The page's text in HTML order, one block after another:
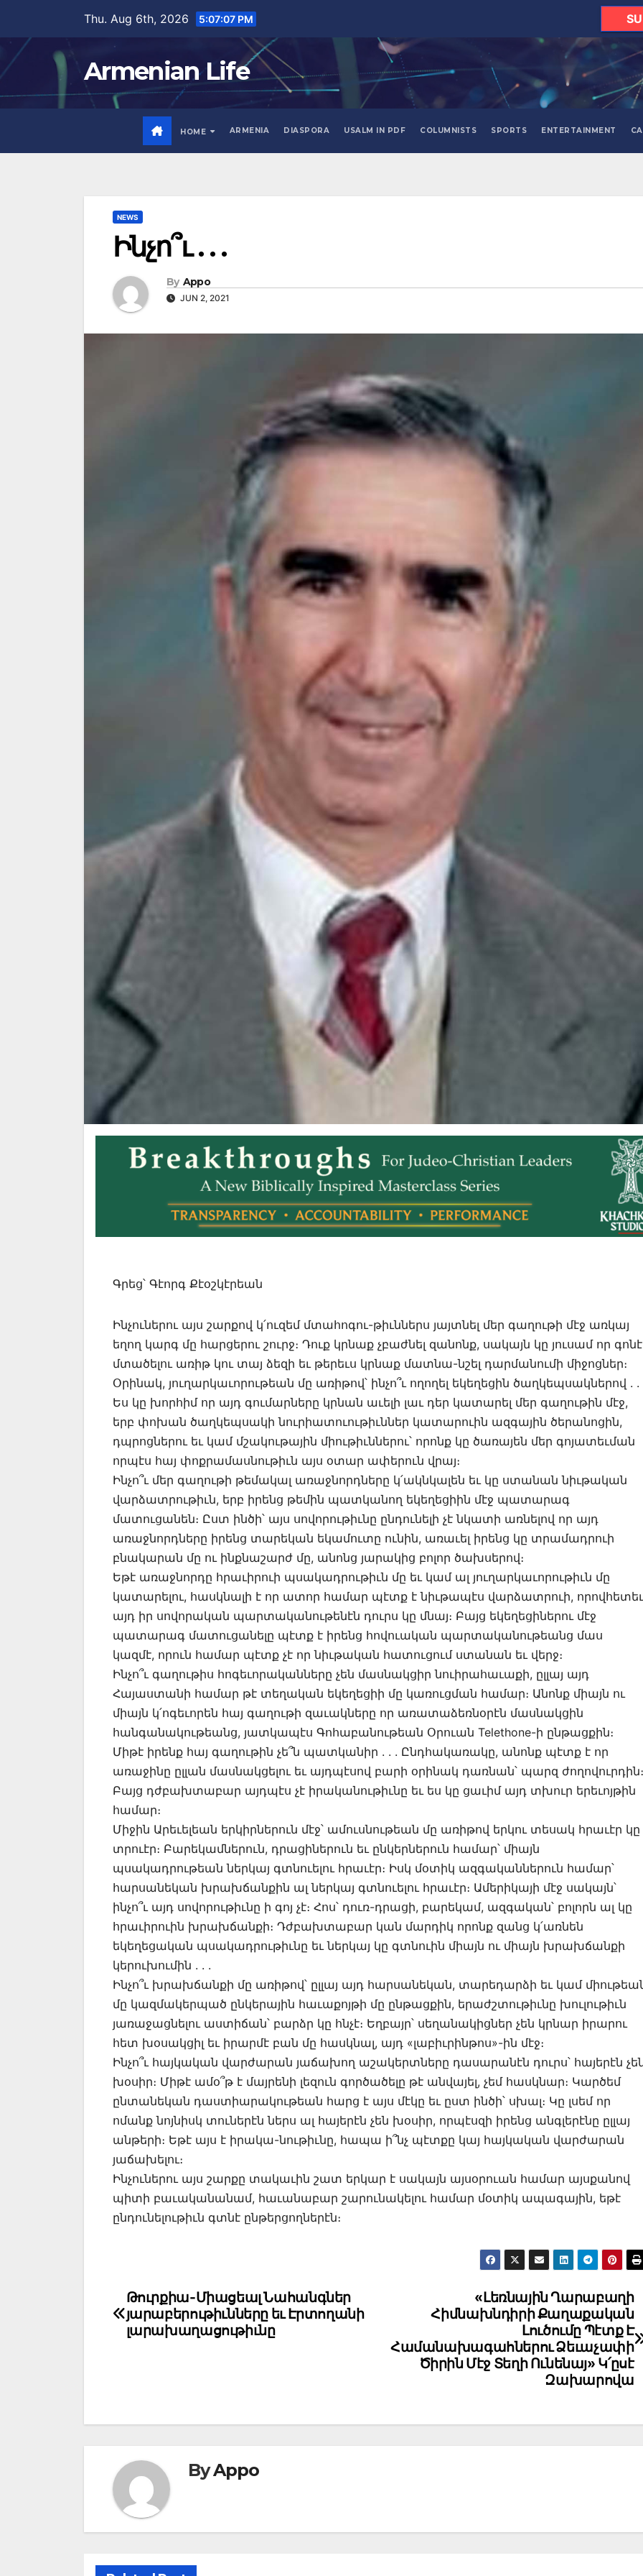
content
Thu. Aug 6th, 2026 5:07:09 PM
Armenian Life
HOME ARMENIA DIASPORA USALM IN PDF COLUMNISTS SPORTS ENTERTAINMENT
NEWS
Ինչո՞ւ . . .
By Appo
JUN 2, 2021
Գրեց՝ Գէորգ Քէօշկէրեան
Ինչուներու այս շարքով կ՛ուզեմ մտահոգու-թիւններս յայտնել մեր գաղութի մէջ առկայ
եղող կարգ մը հարցերու շուրջ։ Դուք կրնաք չբաժնել զանոնք, սակայն կը յուսամ որ գոնէ
մտածելու առիթ կու տայ ձեզի եւ թերեւս կրնաք մատնա-նշել դարմանումի միջոցներ։
Օրինակ, յուղարկաւորութեան մը առիթով՝ ինչո՞ւ ողողել եկեղեցին ծաղկեպսակներով . .
Ես կը խորհիմ որ այդ գումարները կրնան աւելի լաւ դեր կատարել մեր գաղութին մէջ,
երբ փոխան ծաղկեպսակի նուրիատուութիւններ կատարուին ազգային ծերանոցին,
դպրոցներու եւ կամ մշակութային միութիւններու՝ որոնք կը ծառայեն մեր գոյատեւման
որպէս հայ փոքրամասնութիւն այս օտար ափերուն վրայ։
Ինչո՞ւ մեր գաղութի թեմակալ առաջնորդները կ՛ակնկալեն եւ կը ստանան նիւթական
վարձատրութիւն, երբ իրենց թեմին պատկանող եկեղեցիին մէջ պատարագ
մատուցանեն։ Ըստ ինծի՝ այս սովորութիւնը ընդունելի չէ նկատի առնելով որ այդ
առաջնորդները իրենց տարեկան եկամուտը ունին, առաւել իրենց կը տրամադրուի
բնակարան մը ու ինքնաշարժ մը, անոնց յարակից բոլոր ծախսերով։
Եթէ առաջնորդը հրաւիրուի պսակադրութիւն մը եւ կամ ալ յուղարկաւորութիւն մը
կատարելու, հասկնալի է որ ատոր համար պէտք է նիւթապէս վարձատրուի, որովհետեւ
այդ իր սովորական պարտականութենէն դուրս կը մնայ։ Բայց եկեղեցիներու մէջ
պատարագ մատուցանելը պէտք է իրենց հովուական պարտականութեանց մաս
կազմէ, որուն համար պէտք չէ որ նիւթական հատուցում ստանան եւ վերջ։
Ինչո՞ւ գաղութիս հոգեւորականները չեն մասնակցիր նուիրահաւաքի, ըլլայ այդ
Հայաստանի համար թէ տեղական եկեղեցիի մը կառուցման համար։ Անոնք միայն ու
միայն կ՛ոգեւորեն հայ գաղութի զաւակները որ առատաձեռնօրէն մասնակցին
հանգանակութեանց, յատկապէս Գոհաբանութեան Օրուան Telethone-ի ընթացքին։
Միթէ իրենք հայ գաղութին չե՞ն պատկանիր . . . Ընդհակառակը, անոնք պէտք է որ
առաջինը ըլլան մասնակցելու եւ այդպէսով բարի օրինակ դառնան՝ պարզ ժողովուրդին։
Բայց դժբախտաբար այդպէս չէ իրականութիւնը եւ ես կը ցաւիմ այդ տխուր երեւոյթին
համար։
Միջին Արեւելեան երկիրներուն մէջ՝ ամուսնութեան մը առիթով երկու տեսակ հրաւէր կը
տրուէր։ Բարեկամներուն, դրացիներուն եւ ընկերներուն համար՝ միայն
պսակադրութեան ներկայ գտնուելու հրաւէր։ Իսկ մօտիկ ազգականներուն համար՝
հարսանեկան խրախճանքին ալ ներկայ գտնուելու հրաւէր։ Ամերիկայի մէջ սակայն՝
ինչո՞ւ այդ սովորութիւնը ի գոյ չէ։ Հոս՝ դուռ-դրացի, բարեկամ, ազգական՝ բոլորն ալ կը
հրաւիրուին խրախճանքի։ Դժբախտաբար կան մարդիկ որոնք զանց կ՛առնեն
եկեղեցական պսակադրութիւնը եւ ներկայ կը գտնուին միայն ու միայն խրախճանքի
կերուխումին . . .
Ինչո՞ւ խրախճանքի մը առիթով՝ ըլլայ այդ հարսանեկան, տարեդարձի եւ կամ
մը կազմակերպած ընկերային հաւաքոյթի մը ընթացքին, երաժշտութիւնը խուլութիւն
յառաջացնելու աստիճան՝ բարձր կը հնչէ։ Եղբայր՝ սեղանակիցներ չեն կրնար իրարու
հետ խօսակցիլ եւ իրարմէ բան մը հասկնալ, այդ «լաբիւրինթոս»-ին մէջ։
Ինչո՞ւ հայկական վարժարան յաճախող աշակերտները դասարանէն դուրս՝ հայերէն
խօսիր։ Միթէ ամօ՞թ է մայրենի լեզուն գործածելը թէ անվայել, չեմ հասկնար։ Կարծեմ
ընտանեկան դաստիարակութեան հարց է այս մէկը եւ ըստ ինծի՝ սխալ։ Կը լսեմ որ
ոմանք նոյնիսկ տուներէն ներս ալ հայերէն չեն խօսիր, որպէսզի իրենց անգլերէնը ըլլայ
անթերի։ Եթէ այս է իրակա-նութիւնը, հապա ի՞նչ պէտքը կայ հայկական վարժարան
յաճախելու։
Ինչուներու այս շարքը տակաւին շատ երկար է սակայն այսօրուան համար այսքանով
պիտի բաւականանամ, հաւանաբար շարունակելու համար մօտիկ ապագային, եթէ
ընդունելութիւն գտնէ ընթերցողներէն։
Post
navigation
«Լեռնային Ղարաբաղի
Հիմնախնդիրի Քաղաքական
Լուծումը Պէտք Է
Համանախագահներու Ձեւաչափի
Ծիրին Մէջ Տեղի Ունենայ» Կ՛ըսէ
Զախարովա
Թուրքիա-Միացեալ Նահանգներ
յարաբերութիւնները եւ Էրտողանի
լարախաղացութիւնը
ByAppo